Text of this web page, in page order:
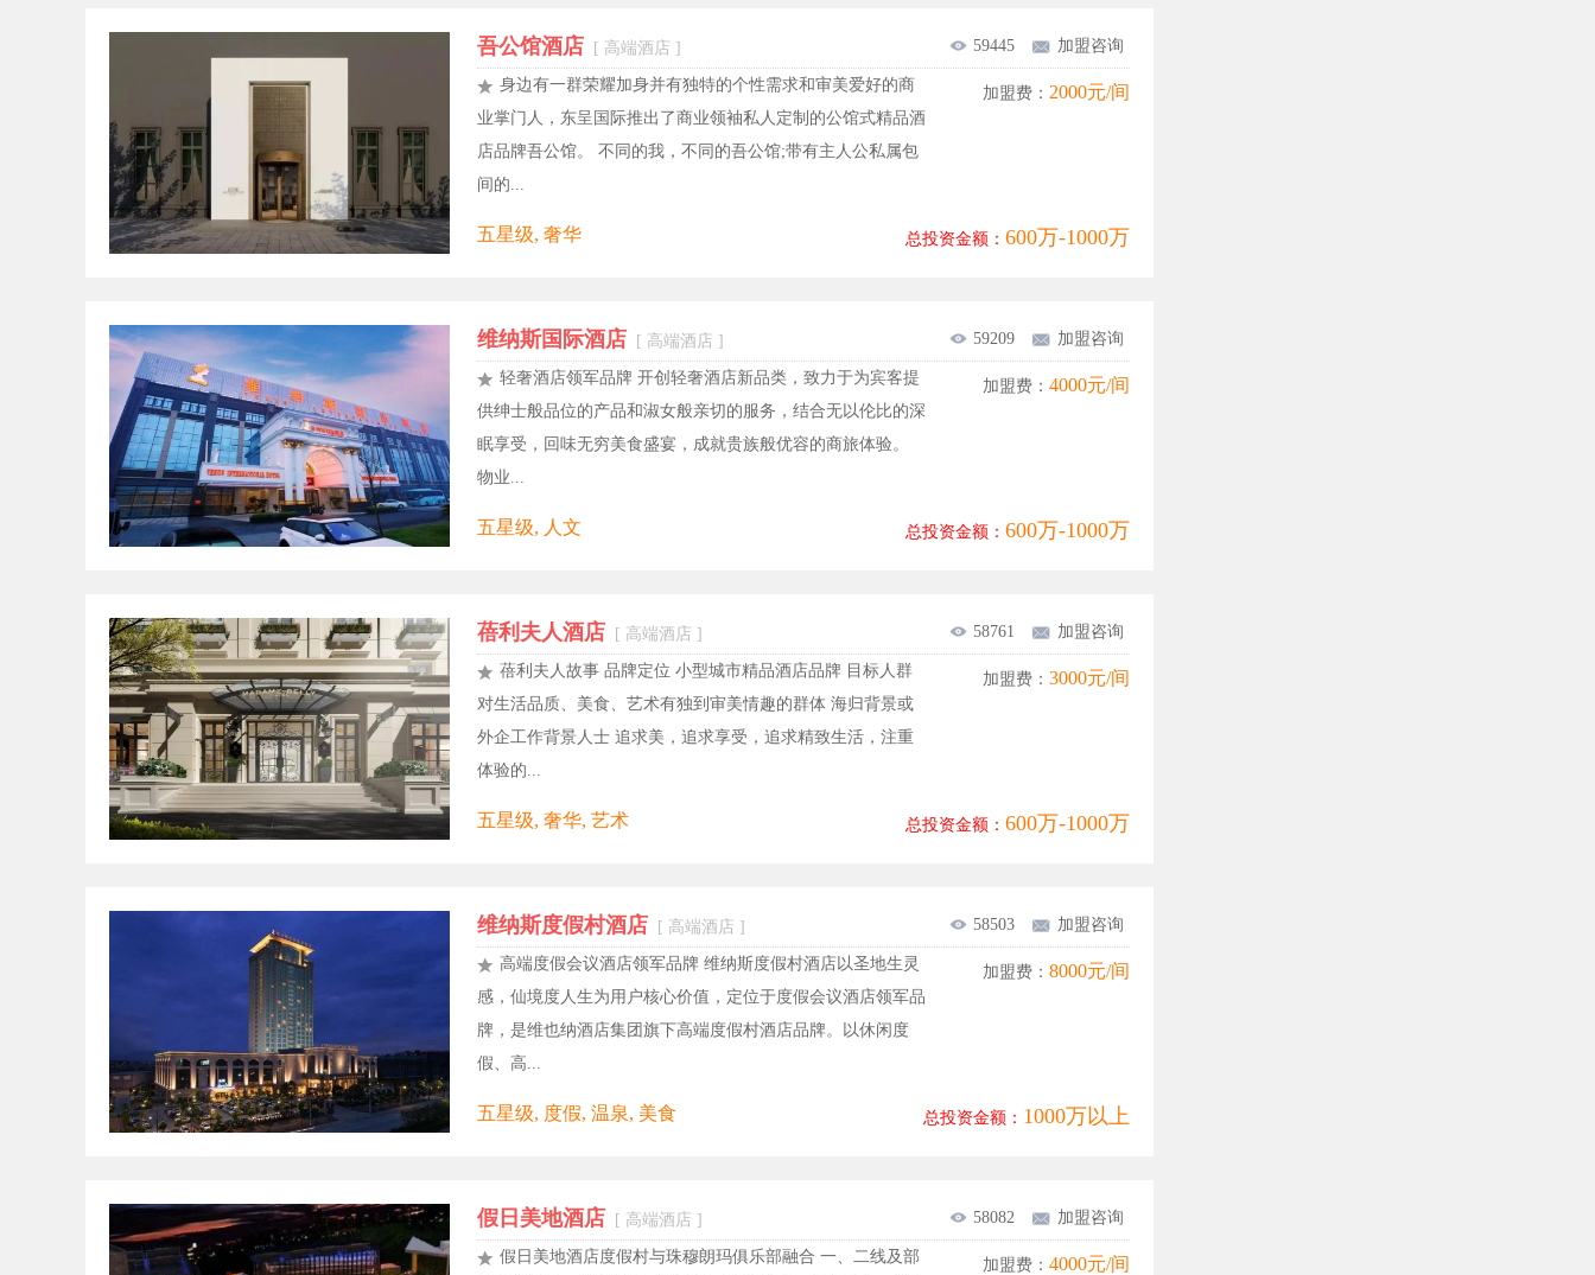
吾公馆酒店 [ 高端酒店 ] 59445 加盟咨询
身边有一群荣耀加身并有独特的个性需求和审美爱好的商
业掌门人，东呈国际推出了商业领袖私人定制的公馆式精品酒
店品牌吾公馆。 不同的我，不同的吾公馆;带有主人公私属包
间的...
五星级, 奢华 总投资金额： 600万-1000万
加盟费： 2000元/间
维纳斯国际酒店 [ 高端酒店 ] 59209 加盟咨询
轻奢酒店领军品牌 开创轻奢酒店新品类，致力于为宾客提
供绅士般品位的产品和淑女般亲切的服务，结合无以伦比的深
眠享受，回味无穷美食盛宴，成就贵族般优容的商旅体验。
物业...
五星级, 人文 总投资金额： 600万-1000万
加盟费： 4000元/间
蓓利夫人酒店 [ 高端酒店 ] 58761 加盟咨询
蓓利夫人故事 品牌定位 小型城市精品酒店品牌 目标人群
对生活品质、美食、艺术有独到审美情趣的群体 海归背景或
外企工作背景人士 追求美，追求享受，追求精致生活，注重
体验的...
五星级, 奢华, 艺术 总投资金额： 600万-1000万
加盟费： 3000元/间
维纳斯度假村酒店 [ 高端酒店 ] 58503 加盟咨询
高端度假会议酒店领军品牌 维纳斯度假村酒店以圣地生灵
感，仙境度人生为用户核心价值，定位于度假会议酒店领军品
牌，是维也纳酒店集团旗下高端度假村酒店品牌。以休闲度
假、高...
五星级, 度假, 温泉, 美食 总投资金额： 1000万以上
加盟费： 8000元/间
假日美地酒店 [ 高端酒店 ] 58082 加盟咨询
假日美地酒店度假村与珠穆朗玛俱乐部融合 一、二线及部
加盟费： 4000元/间